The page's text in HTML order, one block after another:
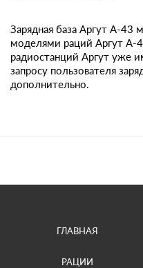
Зарядная база Аргут А-43
моделями раций Аргут А-
радиостанций Аргут уже
запросу пользователя
дополнительно.
ГЛАВНАЯ
РАЦИИ